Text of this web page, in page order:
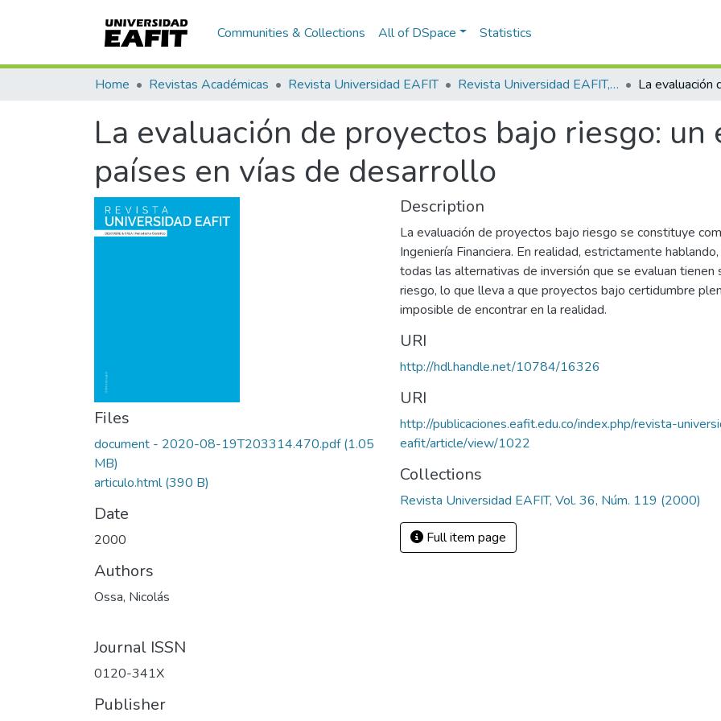
Communities & Collections All of DSpace Statistics
Home Revistas Académicas Revista Universidad EAFIT Revista Universidad EAFIT, Vol. 36, Núm. 119 (2000)
La evaluación de proyectos bajo riesgo: un
países en vías de desarrollo
Files
document - 2020-08-19T203314.470.pdf(1.05
MB)
articulo.html(390 B)
Date
2000
Authors
Ossa, Nicolás
Journal ISSN
0120-341X
Publisher
Description
La evaluación de proyectos bajo riesgo se constituye
Ingeniería Financiera. En realidad, estrictamente
todas las alternativas de inversión que se evaluan tienen
riesgo, lo que lleva a que proyectos bajo certidumbre
imposible de encontrar en la realidad.
URI
http://hdl.handle.net/10784/16326
URI
http://publicaciones.eafit.edu.co/index.php/revista-
eafit/article/view/1022
Collections
Revista Universidad EAFIT, Vol. 36, Núm. 119 (2000)
Full item page